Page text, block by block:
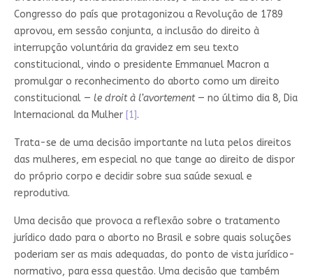
Congresso do país que protagonizou a Revolução de 1789
aprovou, em sessão conjunta, a inclusão do direito à
interrupção voluntária da gravidez em seu texto
constitucional, vindo o presidente Emmanuel Macron a
promulgar o reconhecimento do aborto como um direito
constitucional — le droit à l’avortement— no último dia 8, Dia
Internacional da Mulher [1].
Trata-se de uma decisão importante na luta pelos direitos
das mulheres, em especial no que tange ao direito de dispor
do próprio corpo e decidir sobre sua saúde sexual e
reprodutiva.
Uma decisão que provoca a reflexão sobre o tratamento
jurídico dado para o aborto no Brasil e sobre quais soluções
poderiam ser as mais adequadas, do ponto de vista jurídico-
normativo, para essa questão. Uma decisão que também